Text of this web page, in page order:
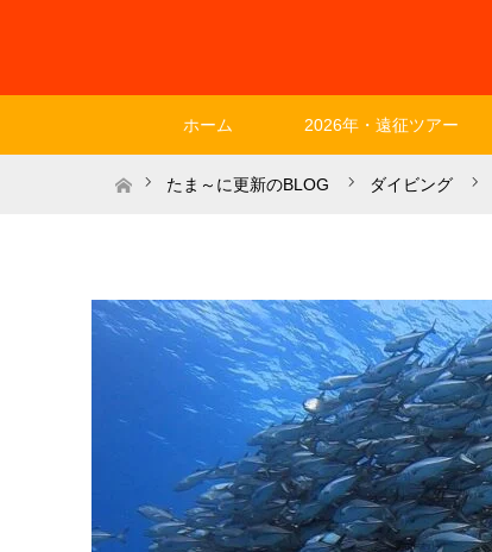
ホーム 2026年・遠征ツアー
ホームたま～に更新のBLOG ダイビング